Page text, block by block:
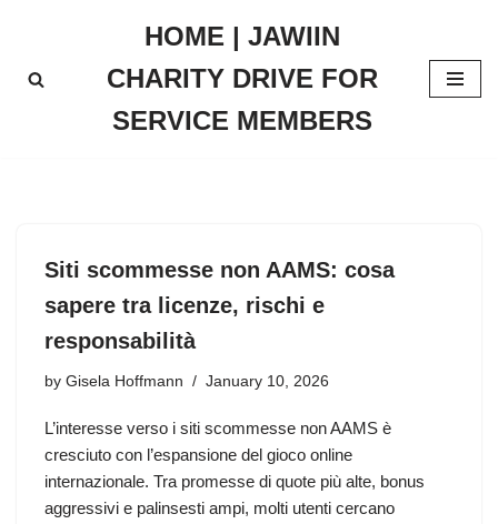
to
HOME | JAWIIN
CHARITY DRIVE FOR
SERVICE MEMBERS
Siti scommesse non AAMS: cosa
sapere tra licenze, rischi e
responsabilità
by Gisela Hoffmann January 10, 2026
L’interesse verso i siti scommesse non AAMS è
cresciuto con l’espansione del gioco online
internazionale. Tra promesse di quote più alte, bonus
aggressivi e palinsesti ampi, molti utenti cercano